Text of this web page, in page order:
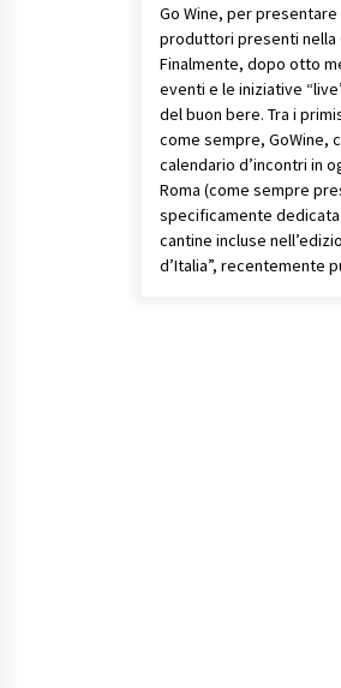
Go Wine, per
produttori presenti nella
Finalmente, dopo otto
eventi e le iniziative
del buon bere. Tra i
come sempre, GoWine,
calendario d’incontri in
Roma (come sempre
specificamente
cantine incluse
d’Italia”, recentemente